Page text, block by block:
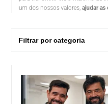
um dos nossos valores,ajudar as
Filtrar por categoria